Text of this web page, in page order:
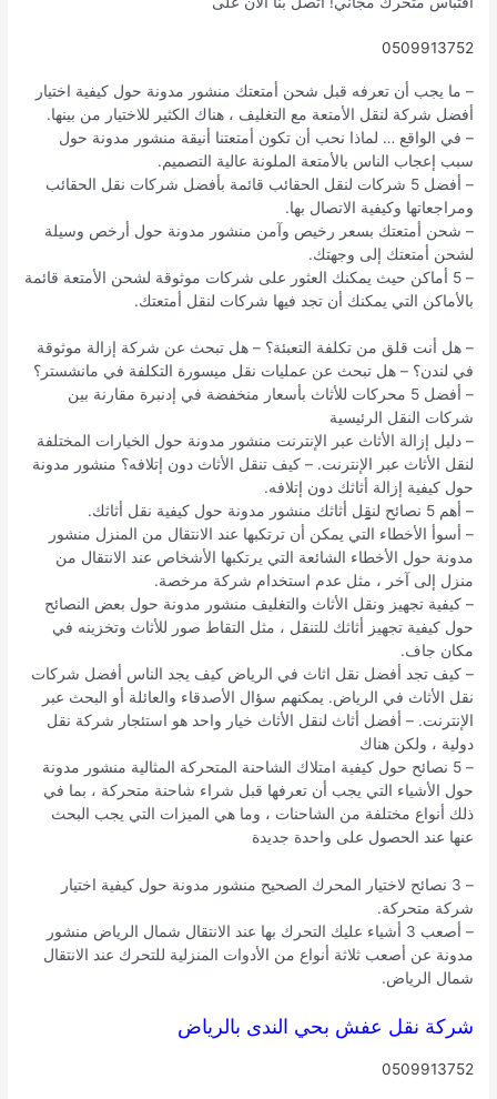
0509913752
– ما يجب أن تعرفه قبل شحن أمتعتك منشور مدونة حول كيفية اختيار
أفضل شركة لنقل الأمتعة مع التغليف ، هناك الكثير للاختيار من بينها.
– في الواقع … لماذا نحب أن تكون أمتعتنا أنيقة منشور مدونة حول
سبب إعجاب الناس بالأمتعة الملونة عالية التصميم.
– أفضل 5 شركات لنقل الحقائب قائمة بأفضل شركات نقل الحقائب
ومراجعاتها وكيفية الاتصال بها.
– شحن أمتعتك بسعر رخيص وآمن منشور مدونة حول أرخص وسيلة
لشحن أمتعتك إلى وجهتك.
– 5 أماكن حيث يمكنك العثور على شركات موثوقة لشحن الأمتعة قائمة
بالأماكن التي يمكنك أن تجد فيها شركات لنقل أمتعتك.
– هل أنت قلق من تكلفة التعبئة؟ – هل تبحث عن شركة إزالة موثوقة
في لندن؟ – هل تبحث عن عمليات نقل ميسورة التكلفة في مانشستر؟
– أفضل 5 محركات للأثاث بأسعار منخفضة في إدنبرة مقارنة بين
شركات النقل الرئيسية
– دليل إزالة الأثاث عبر الإنترنت منشور مدونة حول الخيارات المختلفة
لنقل الأثاث عبر الإنترنت. – كيف تنقل الأثاث دون إتلافه؟ منشور مدونة
حول كيفية إزالة أثاثك دون إتلافه.
– أهم 5 نصائح لنقِِِِِِِِِِِِِِِِِل أثاثك منشور مدونة حول كيفية نقل أثاثك.
– أسوأ الأخطاء التي يمكن أن ترتكبها عند الانتقال من المنزل منشور
مدونة حول الأخطاء الشائعة التي يرتكبها الأشخاص عند الانتقال من
منزل إلى آخر ، مثل عدم استخدام شركة مرخصة.
– كيفية تجهيز ونقل الأثاث والتغليف منشور مدونة حول بعض النصائح
حول كيفية تجهيز أثاثك للتنقل ، مثل التقاط صور للأثاث وتخزينه في
مكان جاف.
– كيف تجد أفضل نقل اثاث في الرياض كيف يجد الناس أفضل شركات
نقل الأثاث في الرياض. يمكنهم سؤال الأصدقاء والعائلة أو البحث عبر
الإنترنت. – أفضل أثاث لنقل الأثاث خيار واحد هو استئجار شركة نقل
دولية ، ولكن هناك
– 5 نصائح حول كيفية امتلاك الشاحنة المتحركة المثالية منشور مدونة
حول الأشياء التي يجب أن تعرفها قبل شراء شاحنة متحركة ، بما في
ذلك أنواع مختلفة من الشاحنات ، وما هي الميزات التي يجب البحث
عنها عند الحصول على واحدة جديدة
– 3 نصائح لاختيار المحرك الصحيح منشور مدونة حول كيفية اختيار
شركة متحركة.
– أصعب 3 أشياء عليك التحرك بها عند الانتقال شمال الرياض منشور
مدونة عن أصعب ثلاثة أنواع من الأدوات المنزلية للتحرك عند الانتقال
شمال الرياض.
شركة نقل عفش بحي الندى بالرياض
0509913752